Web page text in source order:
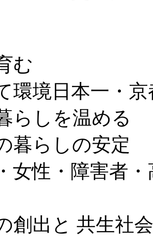
む
環境日本一・
らしを温める
暮らしの安定
女性・障害者
創出と 共生社